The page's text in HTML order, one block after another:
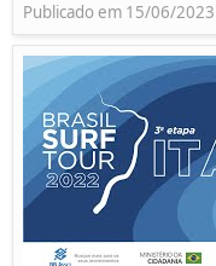
Publicado em 15/06/2023